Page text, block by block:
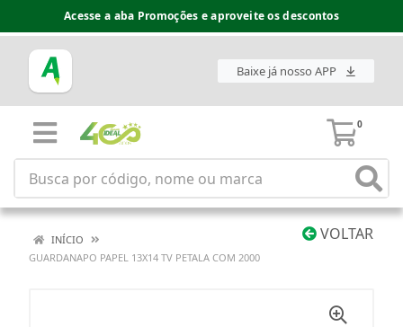
Acesse a aba Promoções e aproveite os descontos
Baixe já nosso APP
0
VOLTAR
INÍCIO
GUARDANAPO PAPEL 13X14 TV PETALA COM 2000